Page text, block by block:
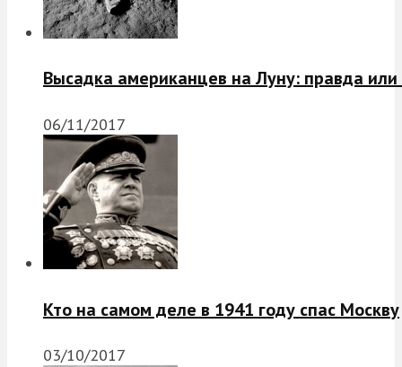
Высадка американцев на Луну: правда
06/11/2017
Кто на самом деле в 1941 году спас Москву
03/10/2017